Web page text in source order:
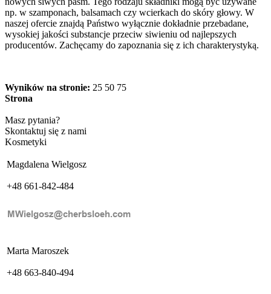
np. w szamponach, balsamach czy wcierkach do skóry głowy. W
naszej ofercie znajdą Państwo wyłącznie dokładnie przebadane,
wysokiej jakości substancje przeciw siwieniu od najlepszych
producentów. Zachęcamy do zapoznania się z ich charakterystyką.
Wyników na stronie: 25 50 75
Strona
Masz pytania?
Skontaktuj się z nami
Kosmetyki
Magdalena Wielgosz
+48 661-842-484
Marta Maroszek
+48 663-840-494